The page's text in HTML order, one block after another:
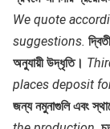
We quote
suggestions.
অনুযায়ী উদ্ধৃতি।
places deposit
জন্য নমুনাগুলি এবং